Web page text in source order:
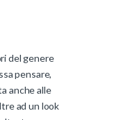
del genere
pensare,
anche alle
ad un look